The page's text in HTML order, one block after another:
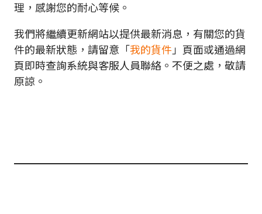
理，感謝您的耐心等候。
我們將繼續更新網站以提供最新消息，有關您的貨
件的最新狀態，請留意「我的貨件 」頁面或通過網
頁即時查詢系統與客服人員聯絡。不便之處，敬請
原諒。